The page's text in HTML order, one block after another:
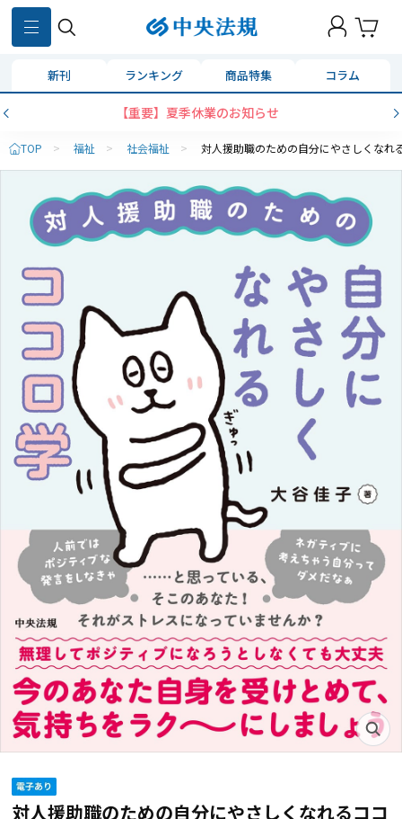
新刊 ランキング 商品特集 コラム
【重要】夏季休業のお知らせ
TOP > 福祉 > 社会福祉 > 対人援助職のための自分にやさしくなれ
対人援助職のための自分にやさしくなれるココ